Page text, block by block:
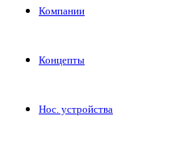
Компании
Концепты
Нос. устройства